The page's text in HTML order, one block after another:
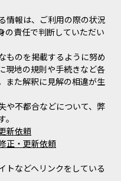
情報は、ご利用の際の状況
の責任で判断していただい
ものを掲載するように努め
現地の規則や手続きなど各
また解釈に見解の相違が生
や不都合などについて、弊
新依頼
正・更新依頼
トなどへリンクをしている